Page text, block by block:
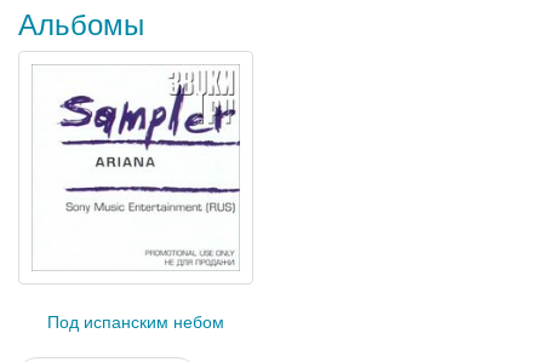
Альбомы
Под испанским небом